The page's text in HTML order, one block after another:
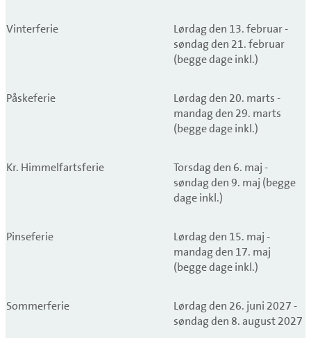
Vinterferie
Lørdag den 13. februar -
søndag den 21. februar
(begge dage inkl.)
Påskeferie
Lørdag den 20. marts -
mandag den 29. marts
(begge dage inkl.)
Kr. Himmelfartsferie
Torsdag den 6. maj -
søndag den 9. maj (begge
dage inkl.)
Pinseferie
Lørdag den 15. maj -
mandag den 17. maj
(begge dage inkl.)
Sommerferie
Lørdag den 26. juni 2027 -
søndag den 8. august 2027